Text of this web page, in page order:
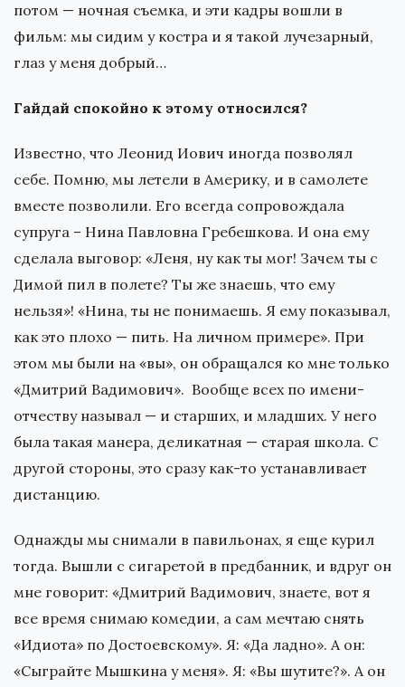
потом — ночная съемка, и эти кадры вошли в
фильм: мы сидим у костра и я такой лучезарный,
глаз у меня добрый…
Гайдай спокойно к этому относился?
Известно, что Леонид Иович иногда позволял
себе. Помню, мы летели в Америку, и в самолете
вместе позволили. Его всегда сопровождала
супруга – Нина Павловна Гребешкова. И она ему
сделала выговор: «Леня, ну как ты мог! Зачем ты с
Димой пил в полете? Ты же знаешь, что ему
нельзя»! «Нина, ты не понимаешь. Я ему показывал,
как это плохо — пить. На личном примере». При
этом мы были на «вы», он обращался ко мне только
«Дмитрий Вадимович». Вообще всех по имени-
отчеству называл — и старших, и младших. У него
была такая манера, деликатная — старая школа. С
другой стороны, это сразу как-то устанавливает
дистанцию.
Однажды мы снимали в павильонах, я еще курил
тогда. Вышли с сигаретой в предбанник, и вдруг он
мне говорит: «Дмитрий Вадимович, знаете, вот я
все время снимаю комедии, а сам мечтаю снять
«Идиота» по Достоевскому». Я: «Да ладно». А он:
«Сыграйте Мышкина у меня». Я: «Вы шутите?». А он